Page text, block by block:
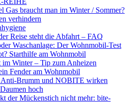
Gas braucht man im Winter / Sommer?
verhindern
Reise steht die Abfahrt – FAQ
Waschanlage: Der Wohnmobil-Test
Starthilfe am Wohnmobil
Winter – Tip zum Anheizen
Fender am Wohnmobil
Anti-Brumm und NOBITE wirken
hoch
der Mückenstich nicht mehr: bite-